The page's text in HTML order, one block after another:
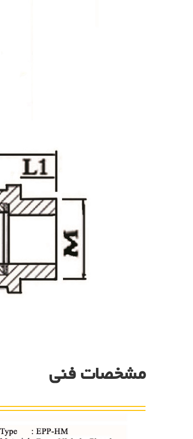
مشخصات فنی